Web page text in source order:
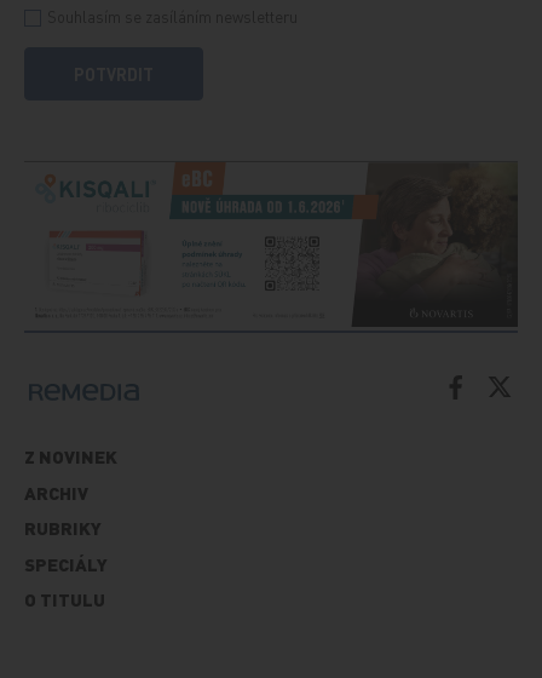
Z NOVINEK
ARCHIV
RUBRIKY
SPECIÁLY
O TITULU